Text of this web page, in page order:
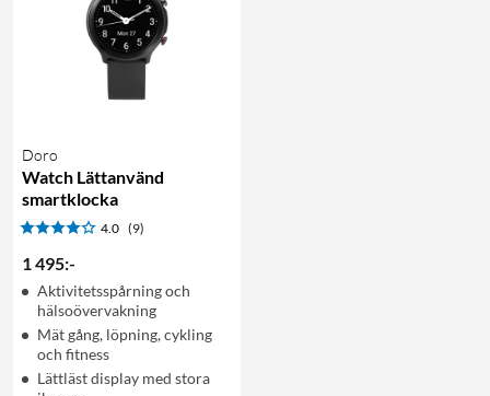
Doro
Watch Lättanvänd
smartklocka
4.0 (9)
1 495:-
Aktivitetsspårning och
hälsoövervakning
Mät gång, löpning, cykling
och fitness
Lättläst display med stora